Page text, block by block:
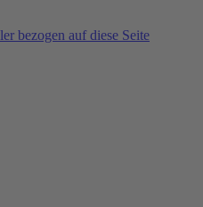
bezogen auf diese Seite